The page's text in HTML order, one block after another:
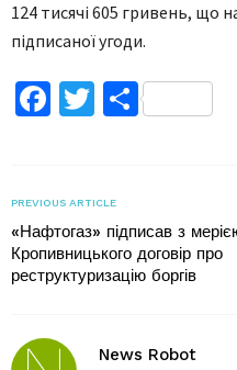
124 тисячі 605 гривень, що
підписаної угоди.
Facebook
Twitter
PREVIOUS ARTICLE
«Нафтогаз» підписав з
Кропивницького договір про
реструктуризацію боргів
News Robot